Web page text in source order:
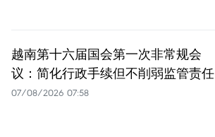
越南第十六届国会第一次非常规会
议：简化行政手续但不削弱监管责任
07/08/2026 07:58